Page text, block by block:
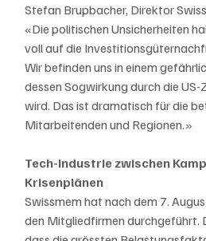
Stefan Brupbacher, Direktor
«Die politischen Unsicherheiten
voll auf die
Wir befinden uns in einem
dessen Sogwirkung durch die
wird. Das ist dramatisch für die
Mitarbeitenden und Regionen.»
Tech-Industrie zwischen
Krisenplänen
Swissmem hat nach dem 7.
den Mitgliedfirmen durchgeführt.